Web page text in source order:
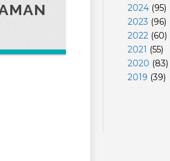
2024 (95)
2023 (96)
2022 (60)
2021 (55)
2020 (83)
2019 (39)